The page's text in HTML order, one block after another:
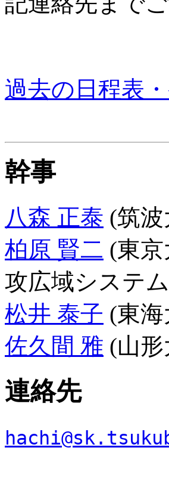
過去の日程表
幹事
八森 正泰 (筑
柏原 賢二 (東
攻広域システ
松井 泰子 (東
佐久間 雅 (山
連絡先